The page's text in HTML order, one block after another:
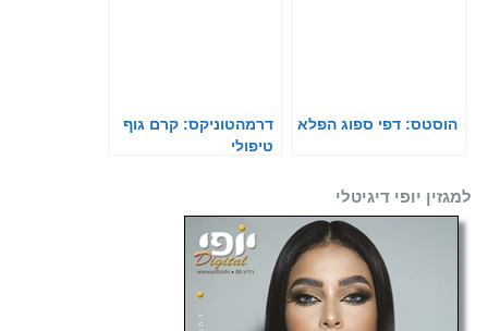
הוסטס: דפי ספוג הפלא
דרמהטוניקס: קרם גוף
טיפולי
למגזין יופי דיגיטלי